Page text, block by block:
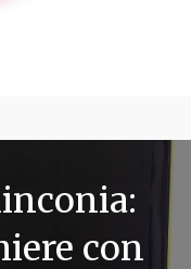
con